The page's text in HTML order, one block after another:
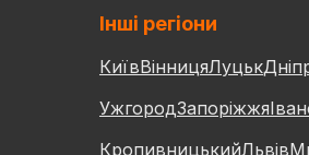
Інші регіони
КиївВінницяЛуцьк
УжгородЗапоріжжя
КропивницькийЛьвів